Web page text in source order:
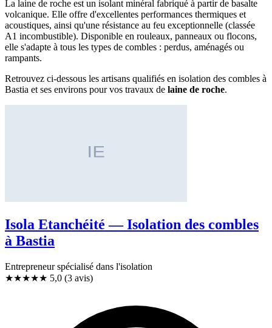
La laine de roche est un isolant minéral fabriqué à partir de basalte
volcanique. Elle offre d'excellentes performances thermiques et
acoustiques, ainsi qu'une résistance au feu exceptionnelle (classée
A1 incombustible). Disponible en rouleaux, panneaux ou flocons,
elle s'adapte à tous les types de combles : perdus, aménagés ou
rampants.
Retrouvez ci-dessous les artisans qualifiés en isolation des combles à
Bastia et ses environs pour vos travaux de laine de roche.
Isola Etanchéité — Isolation des combles
à Bastia
Entrepreneur spécialisé dans l'isolation
★★★★★ 5,0 (3 avis)